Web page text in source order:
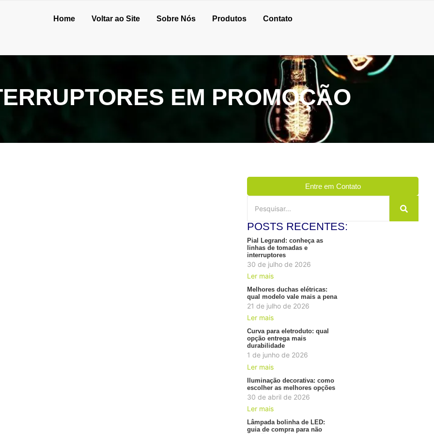
Home Voltar ao Site Sobre Nós Produtos Contato
EM PROMOÇÃO
Entre em Contato
POSTS RECENTES:
Pial Legrand: conheça as
linhas de tomadas e
interruptores
30 de julho de 2026
Ler mais
Melhores duchas elétricas:
qual modelo vale mais a pena
21 de julho de 2026
Ler mais
Curva para eletroduto: qual
opção entrega mais
durabilidade
1 de junho de 2026
Ler mais
Iluminação decorativa: como
escolher as melhores opções
30 de abril de 2026
Ler mais
Lâmpada bolinha de LED:
guia de compra para não